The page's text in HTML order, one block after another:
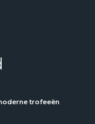
trofeeën